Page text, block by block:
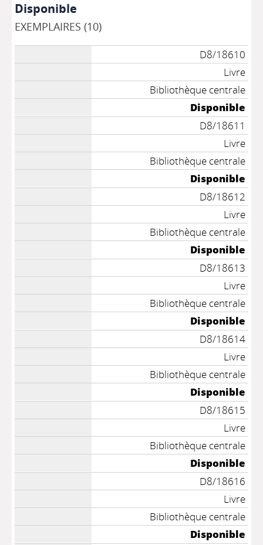
Disponible
EXEMPLAIRES (10)
D8/18610
Livre
Bibliothèque centrale
Disponible
D8/18611
Livre
Bibliothèque centrale
Disponible
D8/18612
Livre
Bibliothèque centrale
Disponible
D8/18613
Livre
Bibliothèque centrale
Disponible
D8/18614
Livre
Bibliothèque centrale
Disponible
D8/18615
Livre
Bibliothèque centrale
Disponible
D8/18616
Livre
Bibliothèque centrale
Disponible